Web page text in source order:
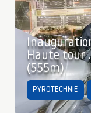
Haute tour
(555m)
PYROTECHNIE